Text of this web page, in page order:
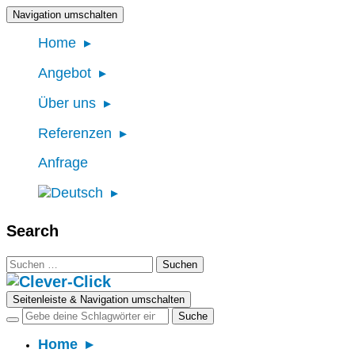
Navigation umschalten
Home
Angebot
Über uns
Referenzen
Anfrage
Search
Suchen
nach:
Seitenleiste & Navigation umschalten
Home